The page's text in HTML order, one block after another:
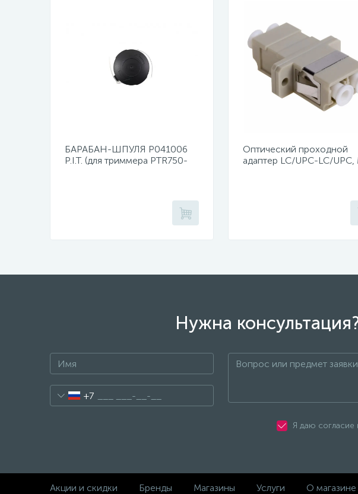
БАРАБАН-ШПУЛЯ Р041006
P.I.T. (для триммера PTR750-
Оптический проходной
адаптер LC/UPC-LC/UPC,
Нужна
+7
Я даю согласие
Акции и скидки Бренды Магазины Услуги О магазине